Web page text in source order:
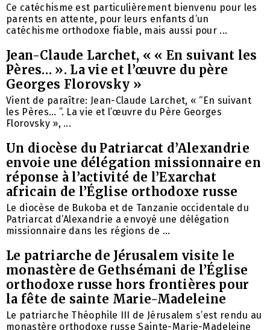
Ce catéchisme est particulièrement bienvenu pour les
parents en attente, pour leurs enfants d’un
catéchisme orthodoxe fiable, mais aussi pour ...
Jean-Claude Larchet, « « En suivant les
Pères… ». La vie et l’œuvre du père
Georges Florovsky »
Vient de paraître: Jean-Claude Larchet, « “En suivant
les Pères… ”. La vie et l’œuvre du Père Georges
Florovsky », ...
Un diocèse du Patriarcat d’Alexandrie
envoie une délégation missionnaire en
réponse à l’activité de l’Exarchat
africain de l’Église orthodoxe russe
Le diocèse de Bukoba et de Tanzanie occidentale du
Patriarcat d’Alexandrie a envoyé une délégation
missionnaire dans les régions de ...
Le patriarche de Jérusalem visite le
monastère de Gethsémani de l’Église
orthodoxe russe hors frontières pour
la fête de sainte Marie-Madeleine
Le patriarche Théophile III de Jérusalem s’est rendu au
monastère orthodoxe russe Sainte-Marie-Madeleine